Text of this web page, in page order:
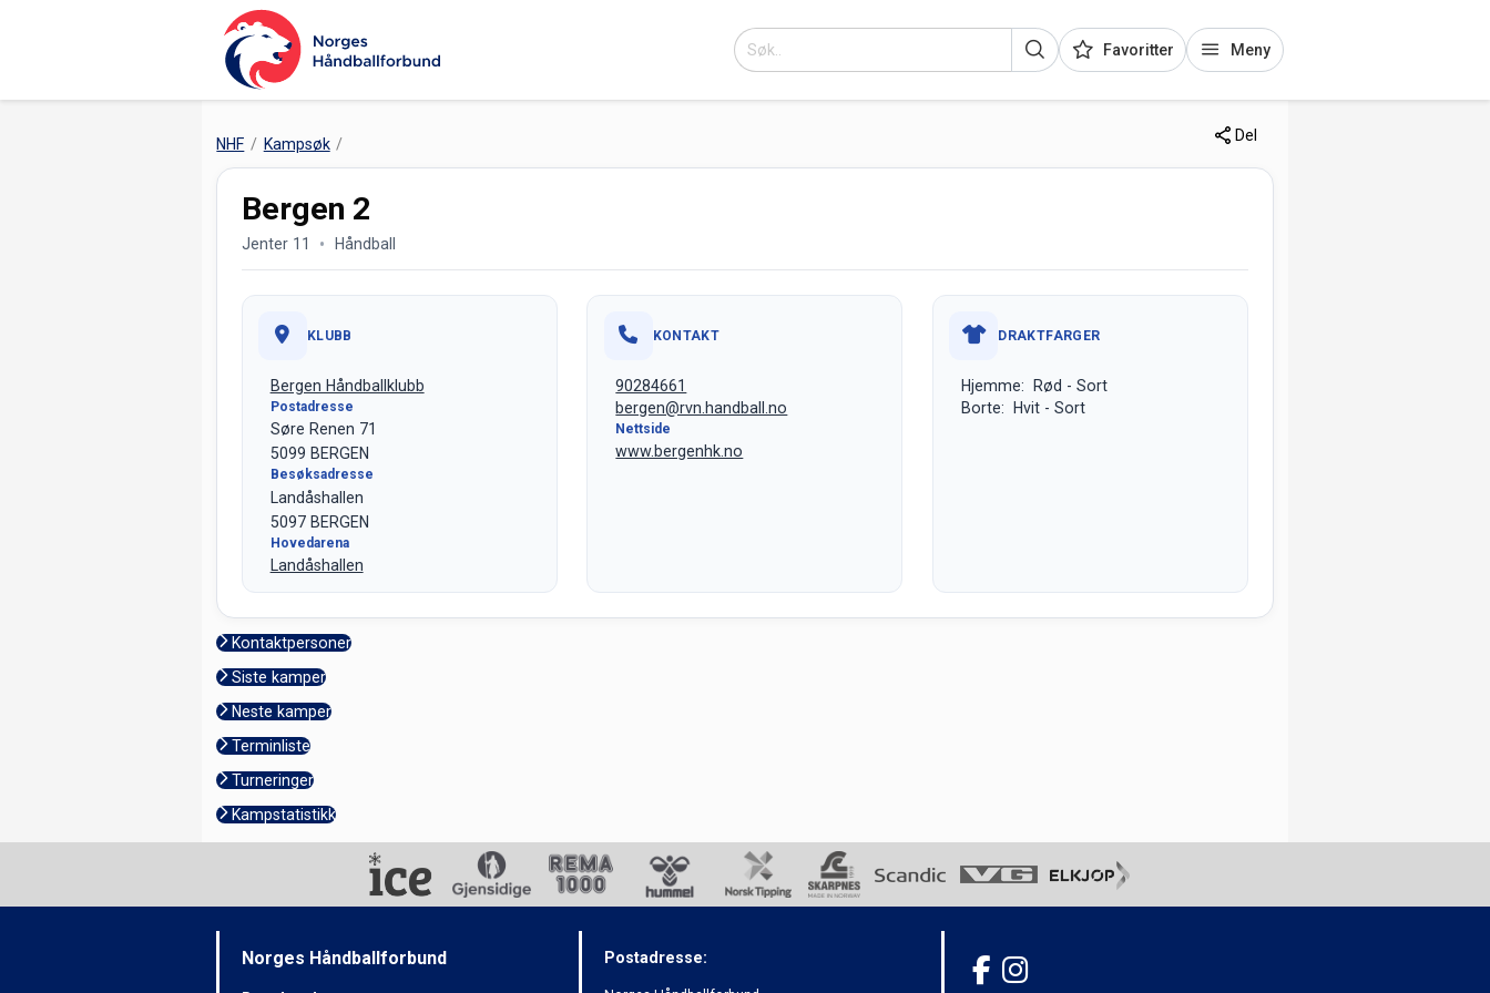
Favoritter Meny
NHF Kampsøk Del
Bergen 2
Jenter 11 Håndball
KLUBB
Bergen Håndballklubb
Postadresse
Søre Renen 71
5099 BERGEN
Besøksadresse
Landåshallen
5097 BERGEN
Hovedarena
Landåshallen
KONTAKT
90284661
bergen@rvn.handball.no
Nettside
www.bergenhk.no
DRAKTFARGER
Hjemme: Rød - Sort
Borte: Hvit - Sort
Kontaktpersoner
Siste kamper
Neste kamper
Terminliste
Turneringer
Kampstatistikk
Norges Håndballforbund Postadresse: